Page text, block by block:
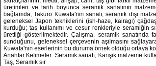
üretimleri ve tarih boyunca seramik sanatının
bağlamda, Takuro Kuwata'nın sanatı, seramik dışı
geleneksel Japon tekniklerini (ish-haze, kairagi)
kurduğu; taş kullanımı ve cesur renkleriyle seramiğin
ürettiği gösterilmektedir. Çalışma, seramik sanatında
sunduğunu, geleneksel çerçevenin aşılmasını
Kuwata'nın eserlerinin bu duruma örnek olduğu ortaya
Anahtar Kelimeler: Seramik sanatı, Karışık malzeme
Taş, Seramik sır